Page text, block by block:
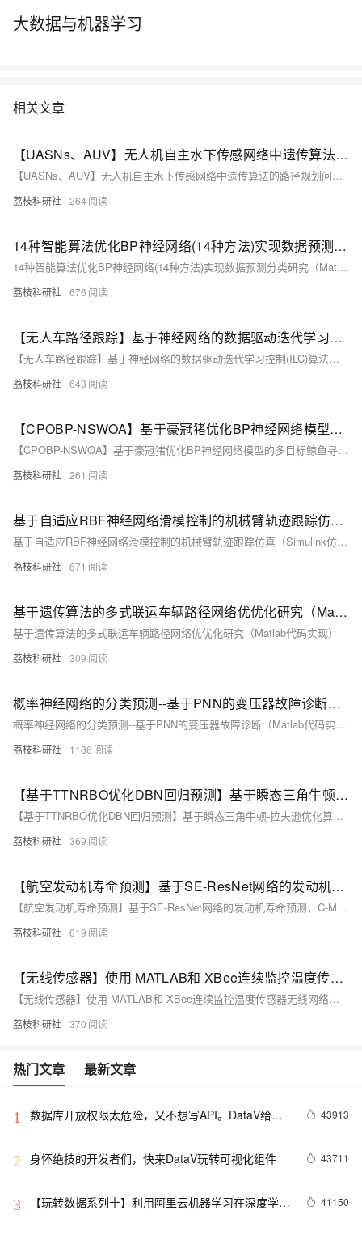
大数据与机器学习
相关文章
【UASNs、AUV】无人机自主水下传感网络中遗传算法的路径规划问题研究（Matlab代码实现）
【UASNs、AUV】无人机自主水下传感网络中遗传算法的路径规划问题研究（Matlab代码实现）
荔枝科研社 264
14种智能算法优化BP神经网络(14种方法)实现数据预测分类研究（Matlab代码实现）
14种智能算法优化BP神经网络(14种方法)实现数据预测分类研究（Matlab代码实现）
荔枝科研社 676
【无人车路径跟踪】基于神经网络的数据驱动迭代学习控制(ILC)算法，用于具有未知模型和重复任务的非线性单输入单输出(SISO)离散时间系统的无人车的路径跟踪（Matlab代码实现）
【无人车路径跟踪】基于神经网络的数据驱动迭代学习控制(ILC)算法，用于具有未知模型和重复任务的非线性单输入单输出(SISO)离散时间系统的无人车的路径跟踪（Matlab代码实现）
荔枝科研社 643
【CPOBP-NSWOA】基于豪冠猪优化BP神经网络模型的多目标鲸鱼寻优算法研究（Matlab代码实现）
【CPOBP-NSWOA】基于豪冠猪优化BP神经网络模型的多目标鲸鱼寻优算法研究（Matlab代码实现）
荔枝科研社 261
基于自适应RBF神经网络滑模控制的机械臂轨迹跟踪仿真（Simulink仿真实现）
基于自适应RBF神经网络滑模控制的机械臂轨迹跟踪仿真（Simulink仿真实现）
荔枝科研社 671
基于遗传算法的多式联运车辆路径网络优优化研究（Matlab代码实现）
基于遗传算法的多式联运车辆路径网络优优化研究（Matlab代码实现）
荔枝科研社 309
概率神经网络的分类预测--基于PNN的变压器故障诊断（Matlab代码实现）
概率神经网络的分类预测--基于PNN的变压器故障诊断（Matlab代码实现）
荔枝科研社 1186
【基于TTNRBO优化DBN回归预测】基于瞬态三角牛顿-拉夫逊优化算法（TTNRBO）优化深度信念网络（DBN）数据回归预测研究（Matlab代码实现）
【基于TTNRBO优化DBN回归预测】基于瞬态三角牛顿-拉夫逊优化算法（TTNRBO）优化深度信念网络（DBN）数据回归预测研究（Matlab代码实现）
荔枝科研社 369
【航空发动机寿命预测】基于SE-ResNet网络的发动机寿命预测，C-MAPSS航空发动机寿命预测研究（Matlab代码实现）
【航空发动机寿命预测】基于SE-ResNet网络的发动机寿命预测，C-MAPSS航空发动机寿命预测研究（Matlab代码实现）
荔枝科研社 619
【无线传感器】使用 MATLAB和 XBee连续监控温度传感器无线网络研究（Matlab代码实现）
【无线传感器】使用 MATLAB和 XBee连续监控温度传感器无线网络研究（Matlab代码实现）
荔枝科研社 370
热门文章 最新文章
1
数据库开放权限太危险，又不想写API。DataV给你
43913
2 身怀绝技的开发者们，快来DataV玩转可视化组件 43711
3
【玩转数据系列十】利用阿里云机器学习在深度学习
41150